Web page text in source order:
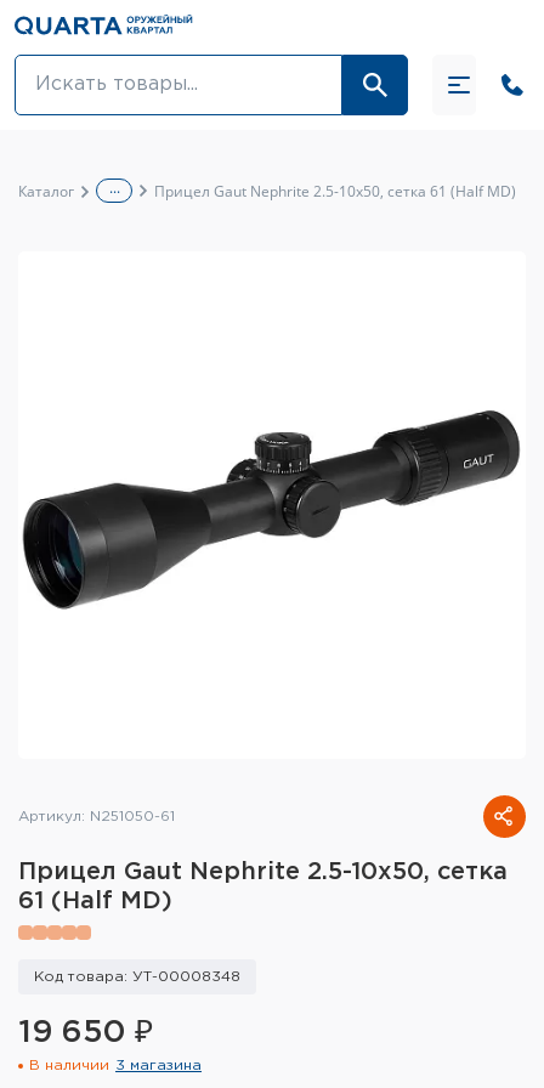
Оптовикам
Тюнинг оружия и ЗИП
Обувь
Тактическое снаряжение
Высокоточная стрельба
Инструмент для заточки
снаряжения
Сумки и рюкзаки
Каталог ... Прицел Gaut Nephrite 2.5-10x50, сетка 61 (Half MD)
Артикул: N251050-61
Прицел Gaut Nephrite 2.5-10x50, сетка
61 (Half MD)
Код товара: УТ-00008348
19 650 ₽
В наличии 3 магазина